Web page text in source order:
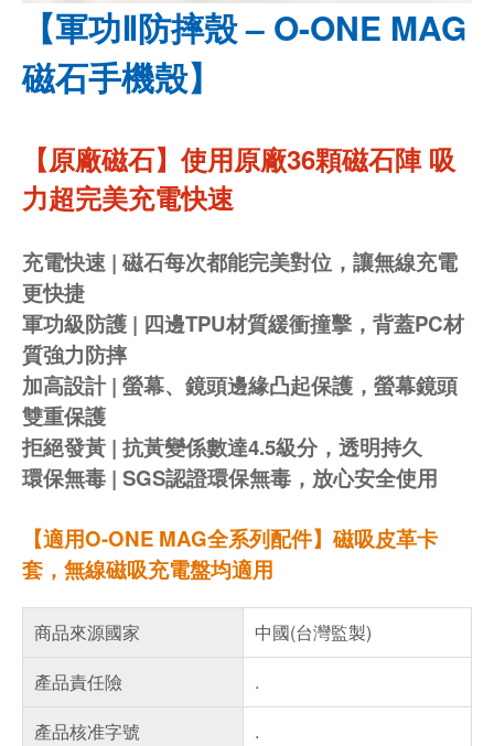
【軍功Ⅱ防摔殼 – O-ONE MAG
磁石手機殼】
【原廠磁石】使用原廠36顆磁石陣 吸
力超完美充電快速
充電快速 | 磁石每次都能完美對位，讓無線充電
更快捷
軍功級防護 | 四邊TPU材質緩衝撞擊，背蓋PC材
質強力防摔
加高設計 | 螢幕、鏡頭邊緣凸起保護，螢幕鏡頭
雙重保護
拒絕發黃 | 抗黃變係數達4.5級分，透明持久
環保無毒 | SGS認證環保無毒，放心安全使用
【適用O-ONE MAG全系列配件】磁吸皮革卡
套，無線磁吸充電盤均適用
商品來源國家
中國(台灣監製)
產品責任險
.
產品核准字號
.